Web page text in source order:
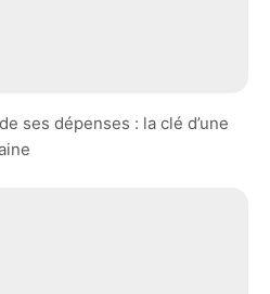
ses dépenses : la clé d’une